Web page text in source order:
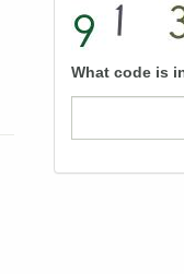
What code is